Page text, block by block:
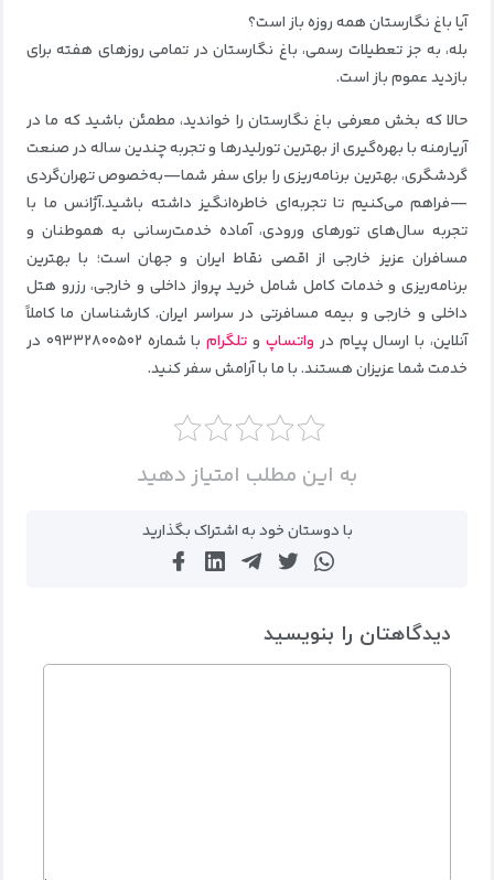
آیا باغ نگارستان همه روزه باز است؟
بله، به جز تعطیلات رسمی، باغ نگارستان در تمامی روزهای هفته برای
بازدید عموم باز است.
حالا که بخش معرفی باغ نگارستان را خواندید، مطمئن باشید که ما در
آریارمنه با بهره‌گیری از بهترین تورلیدرها و تجربه چندین ساله در صنعت
گردشگری، بهترین برنامه‌ریزی را برای سفر شما—به‌خصوص تهران‌گردی
—فراهم می‌کنیم تا تجربه‌ای خاطره‌انگیز داشته باشید.آژانس ما با
تجربه سال‌های تورهای ورودی، آماده خدمت‌رسانی به هموطنان و
مسافران عزیز خارجی از اقصی نقاط ایران و جهان است؛ با بهترین
برنامه‌ریزی و خدمات کامل شامل خرید پرواز داخلی و خارجی، رزرو هتل
داخلی و خارجی و بیمه مسافرتی در سراسر ایران. کارشناسان ما کاملاً
آنلاین، با ارسال پیام در واتساپ و تلگرام
با شماره ۰۹۳۳۲۸۰۰۵۰۲ در
خدمت شما عزیزان هستند. با ما با آرامش سفر کنید.
به این مطلب امتیاز دهید
با دوستان خود به اشتراک بگذارید
دیدگاهتان را بنویسید